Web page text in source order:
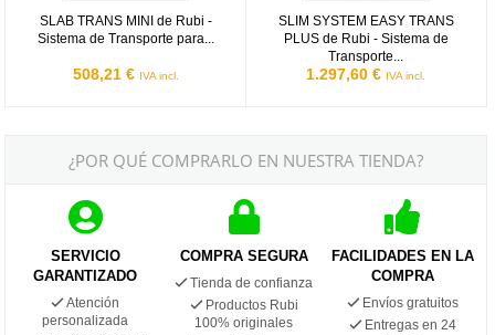
SLAB TRANS MINI de Rubi -
Sistema de Transporte para...
508,21 € IVA incl.
SLIM SYSTEM EASY TRANS
PLUS de Rubi - Sistema de
Transporte...
1.297,60 € IVA incl.
¿POR QUÉ COMPRARLO EN NUESTRA TIENDA?
SERVICIO
GARANTIZADO
Atención
personalizada
COMPRA SEGURA
Tienda de confianza
Productos Rubi
100% originales
FACILIDADES EN LA
COMPRA
Envíos gratuitos
Entregas en 24